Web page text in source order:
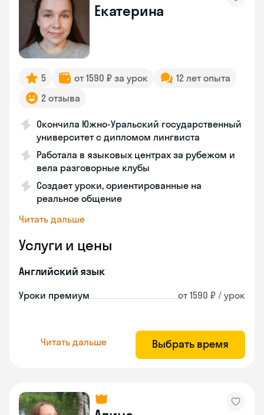
Екатерина
5 от 1590 ₽ за урок
12 лет опыта
2 отзыва
Окончила Южно-Уральский государственный
университет с дипломом лингвиста
Работала в языковых центрах за рубежом и
вела разговорные клубы
Создает уроки, ориентированные на
реальное общение
Читать дальше
Услуги и цены
Английский язык
Уроки премиум от 1590 ₽ / урок
Читать дальше Выбрать время